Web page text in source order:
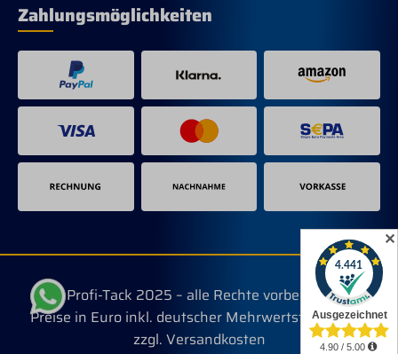
Zahlungsmöglichkeiten
© Profi-Tack 2025 – alle Rechte vorbehalten.
Preise in Euro inkl. deutscher Mehrwertsteuer, evtl.
zzgl. Versandkosten
✕